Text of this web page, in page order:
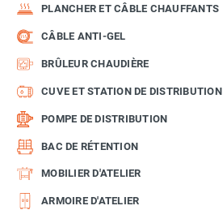
PLANCHER ET CÂBLE CHAUFFANTS
CÂBLE ANTI-GEL
BRÛLEUR CHAUDIÈRE
CUVE ET STATION DE DISTRIBUTION
POMPE DE DISTRIBUTION
BAC DE RÉTENTION
MOBILIER D'ATELIER
ARMOIRE D'ATELIER